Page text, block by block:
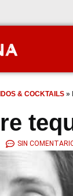
& COCKTAILS »
SIN